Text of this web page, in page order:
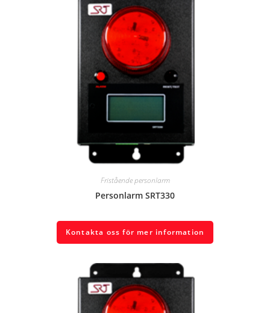
Fristående personlarm
Personlarm SRT330
Kontakta oss för mer information